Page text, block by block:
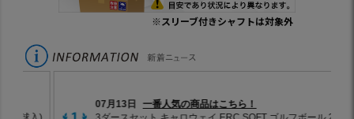
※スリーブ付きシャフトは対象外